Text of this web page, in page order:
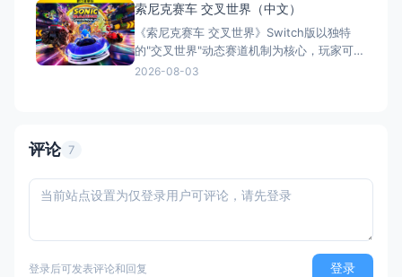
道。IGN盛赞其为“出色街机赛车”，
Metacritic均分73，精准还原童年赛车想
象。全
索尼克赛车 交叉世界（中文）
《索尼克赛车 交叉世界》Switch版以独特
的"交叉世界"动态赛道机制为核心，玩家可在
24条赛道与15个维度间实时穿梭竞速，带来
2026-08-03
评论 7
登录后可发表评论和回复 登录